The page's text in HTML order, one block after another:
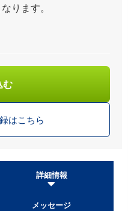
ります。
む
はこちら
詳細情報
メッセージ